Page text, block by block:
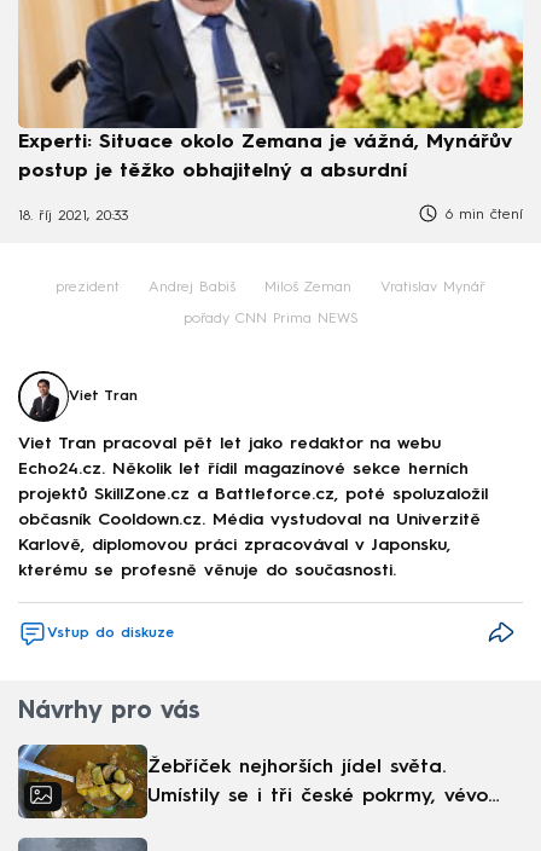
Experti: Situace okolo Zemana je vážná, Mynářův
postup je těžko obhajitelný a absurdní
18. říj 2021, 20:33 6 min čtení
prezident Andrej Babiš Miloš Zeman Vratislav Mynář
pořady CNN Prima NEWS
Viet Tran
Viet Tran pracoval pět let jako redaktor na webu
Echo24.cz. Několik let řídil magazínové sekce herních
projektů SkillZone.cz a Battleforce.cz, poté spoluzaložil
občasník Cooldown.cz. Média vystudoval na Univerzitě
Karlově, diplomovou práci zpracovával v Japonsku,
kterému se profesně věnuje do současnosti.
Vstup do diskuze
Návrhy pro vás
Žebříček nejhorších jídel světa.
Umístily se i tři české pokrmy, vévodí